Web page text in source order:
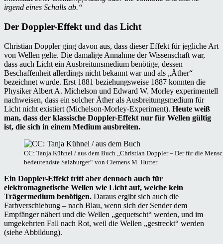
irgend eines Schalls ab.“
Der Doppler-Effekt und das Licht
Christian Doppler ging davon aus, dass dieser Effekt für jegliche Art
von Wellen gelte. Die damalige Annahme der Wissenschaft war,
dass auch Licht ein Ausbreitunsmedium benötige, dessen
Beschaffenheit allerdings nicht bekannt war und als „Äther“
bezeichnet wurde. Erst 1881 beziehungsweise 1887 konnten die
Physiker Albert A. Michelson und Edward W. Morley experimentell
nachweisen, dass ein solcher Äther als Ausbreitungsmedium für
Licht nicht existiert (Michelson-Morley-Experiment). Heute weiß
man, dass der klassische Doppler-Effekt nur für Wellen gültig
ist, die sich in einem Medium ausbreiten.
CC: Tanja Kühnel / aus dem Buch „Christian Doppler – Der für die
bedeutendste Salzburger“ von Clemens M. Hutter
Ein Doppler-Effekt tritt aber dennoch auch für
elektromagnetische Wellen wie Licht auf, welche kein
Trägermedium benötigen. Daraus ergibt sich auch die
Farbverschiebung – nach Blau, wenn sich der Sender dem
Empfänger nähert und die Wellen „gequetscht“ werden, und im
umgekehrten Fall nach Rot, weil die Wellen „gestreckt“ werden
(siehe Abbildung).